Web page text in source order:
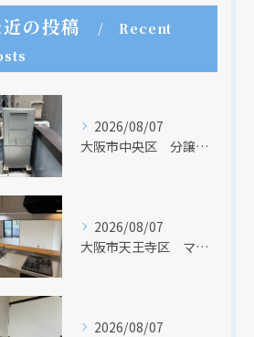
の投稿
Recent
2026/08/07
大阪市中央区 分譲マンションの給湯器取替リフォーム工事 UV除菌機能搭載給湯器
2026/08/07
大阪市天王寺区 マンションのキッチン取替及び内装リフォーム工事 クリナップ
2026/08/07
入っている折込チラシです。
入っている折込チラシです。